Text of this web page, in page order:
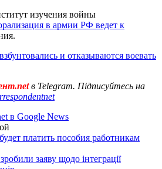
изучения войны
в армии РФ ведет к
и отказываются воевать
в Telegram. Підписуйтесь на
в Google News
платить пособия работникам
заяву щодо інтеграції